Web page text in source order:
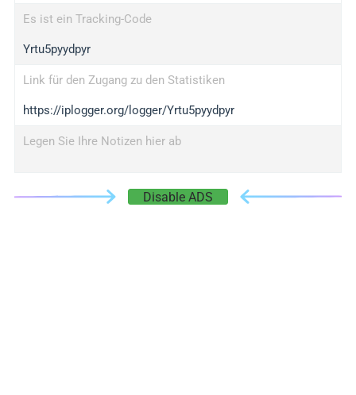
Es ist ein Tracking-Code
Yrtu5pyydpyr
Link für den Zugang zu den Statistiken
https://iplogger.org/logger/Yrtu5pyydpyr
Legen Sie Ihre Notizen hier ab
Disable ADS